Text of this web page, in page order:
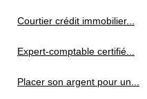
Courtier crédit immobilier...
Expert-comptable certifié...
Placer son argent pour un...